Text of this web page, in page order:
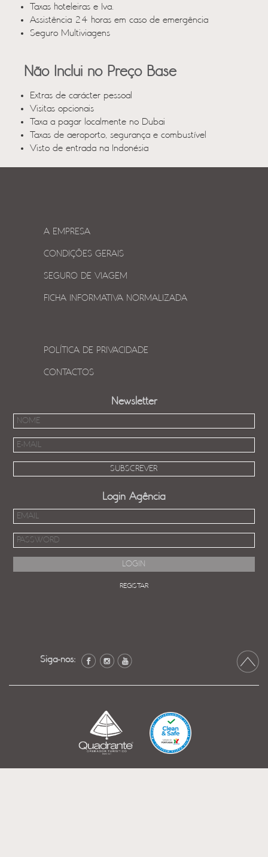
Taxas hoteleiras e Iva.
Assistência 24 horas em caso de emergência
Seguro Multiviagens
Não Inclui no Preço Base
Extras de carácter pessoal
Visitas opcionais
Taxa a pagar localmente no Dubai
Taxas de aeroporto, segurança e combustível
Visto de entrada na Indonésia
A EMPRESA
CONDIÇÕES GERAIS
SEGURO DE VIAGEM
FICHA INFORMATIVA NORMALIZADA
POLÍTICA DE PRIVACIDADE
CONTACTOS
Newsletter
Login Agência
REGISTAR
Siga-nos: